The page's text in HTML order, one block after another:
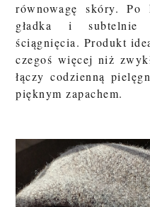
równowagę skóry.
gładka i subtelnie
ściągnięcia. Produkt
czegoś więcej niż
łączy codzienną
pięknym zapachem.